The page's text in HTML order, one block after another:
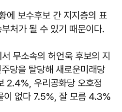
에 보수후보 간 지지층의 표
처가 될 수 있기 때문이다.
무소속의 허언욱 후보의 지
당을 탈당해 새로운미래당
2.4%, 우리공화당 오호정
이 없다 7.5%, 잘 모름 4.3%